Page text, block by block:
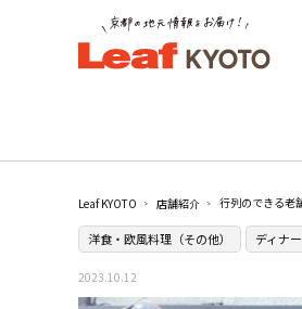
Leaf KYOTO 店舗紹介
洋食・欧風料理（その他） ディナー
2023.10.12